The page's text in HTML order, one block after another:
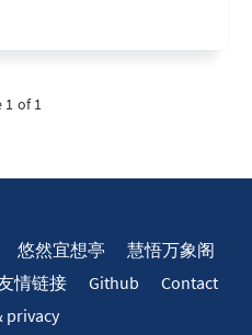
1 of 1
悠然宜想亭
慧悟万象阁
情链接 Github
Contact
privacy